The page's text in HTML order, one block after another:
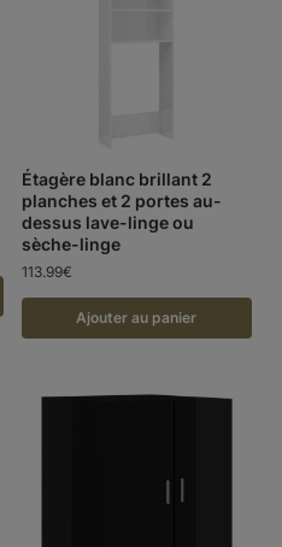
Étagère blanc brillant 2
planches et 2 portes au-
dessus lave-linge ou
sèche-linge
113.99€
Ajouter au panier